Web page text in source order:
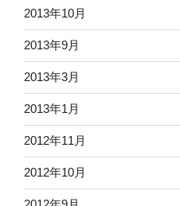
2013年10月
2013年9月
2013年3月
2013年1月
2012年11月
2012年10月